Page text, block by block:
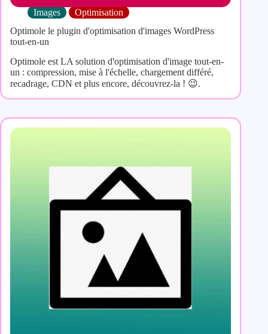
Images
Optimisation
Optimole le plugin d'optimisation d'images WordPress
tout-en-un
Optimole est LA solution d'optimisation d'image tout-en-
un : compression, mise à l'échelle, chargement différé,
recadrage, CDN et plus encore, découvrez-la ! 😉.